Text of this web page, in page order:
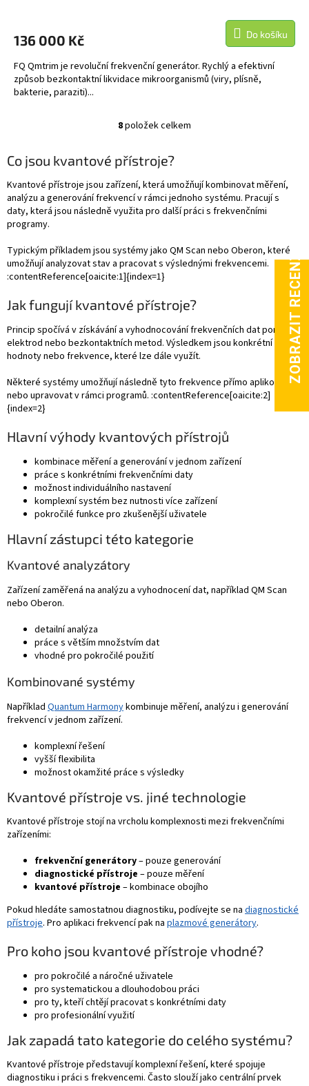
M
A
136 000 Kč Do košíku
FQ Qmtrim je revoluční frekvenční generátor. Rychlý a efektivní
způsob bezkontaktní likvidace mikroorganismů (viry, plísně,
bakterie, paraziti)...
O
l
á
d
a
c
r
v
k
v
ý
p
i
s
8položek celkem
Co jsou kvantové přístroje?
Kvantové přístroje jsou zařízení, která umožňují kombinovat měření,
analýzu a generování frekvencí v rámci jednoho systému. Pracují s
daty, která jsou následně využita pro další práci s frekvenčními
programy.
Typickým příkladem jsou systémy jako QM Scan nebo Oberon, které
umožňují analyzovat stav a pracovat s výslednými frekvencemi.
:contentReference[oaicite:1]{index=1}
Jak fungují kvantové přístroje?
Princip spočívá v získávání a vyhodnocování frekvenčních dat pomocí
elektrod nebo bezkontaktních metod. Výsledkem jsou konkrétní
hodnoty nebo frekvence, které lze dále využít.
Některé systémy umožňují následně tyto frekvence přímo aplikovat
nebo upravovat v rámci programů. :contentReference[oaicite:2]
{index=2}
Hlavní výhody kvantových přístrojů
kombinace měření a generování v jednom zařízení
práce s konkrétními frekvenčními daty
možnost individuálního nastavení
komplexní systém bez nutnosti více zařízení
pokročilé funkce pro zkušenější uživatele
Hlavní zástupci této kategorie
Kvantové analyzátory
Zařízení zaměřená na analýzu a vyhodnocení dat, například QM Scan
nebo Oberon.
detailní analýza
práce s větším množstvím dat
vhodné pro pokročilé použití
Kombinované systémy
Například Quantum Harmonykombinuje měření, analýzu i generování
frekvencí v jednom zařízení.
komplexní řešení
vyšší flexibilita
možnost okamžité práce s výsledky
Kvantové přístroje vs. jiné technologie
Kvantové přístroje stojí na vrcholu komplexnosti mezi frekvenčními
zařízeními:
frekvenční generátory– pouze generování
diagnostické přístroje – pouze měření
kvantové přístroje – kombinace obojího
Pokud hledáte samostatnou diagnostiku, podívejte se na diagnostické
přístroje. Pro aplikaci frekvencí pak na plazmové generátory.
Pro koho jsou kvantové přístroje vhodné?
pro pokročilé a náročné uživatele
pro systematickou a dlouhodobou práci
pro ty, kteří chtějí pracovat s konkrétními daty
pro profesionální využití
Jak zapadá tato kategorie do celého systému?
Kvantové přístroje představují komplexní řešení, které spojuje
diagnostiku i práci s frekvencemi. Často slouží jako centrální prvek